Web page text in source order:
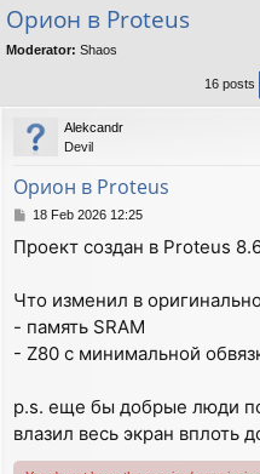
m
s
Орион в Proteus
Moderator: Shaos
16 posts
Alekcandr
Devil
Орион в Proteus
P
s
18 Feb 2026 12:25
Проект создан в Proteus
Что изменил в
- память SRAM
- Z80 с минимальной
p.s. еще бы добрые люди
влазил весь экран вплоть